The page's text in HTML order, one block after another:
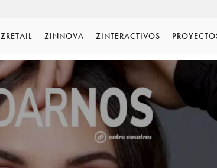
ZRETAIL ZINNOVA ZINTERACTIVOS